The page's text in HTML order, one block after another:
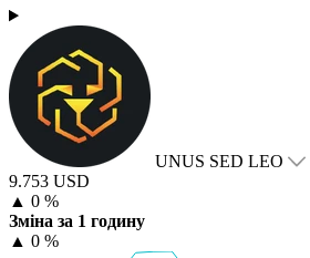
UNUS SED LEO
9.753 USD
▲ 0 %
Зміна за 1 годину
▲ 0 %